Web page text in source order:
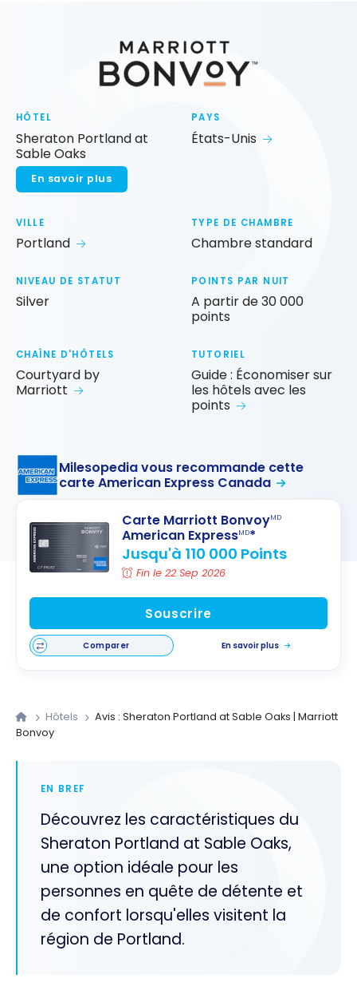
HÔTEL
Sheraton Portland at
Sable Oaks
En savoir plus
PAYS
États-Unis
VILLE
Portland
TYPE DE CHAMBRE
Chambre standard
NIVEAU DE STATUT
Silver
POINTS PAR NUIT
A partir de 30 000
points
CHAÎNE D'HÔTELS
Courtyard by
Marriott
TUTORIEL
Guide : Économiser sur
les hôtels avec les
points
Milesopedia vous recommande cette
carte American Express Canada
Carte Marriott BonvoyMD
American ExpressMD*
Jusqu'à 110 000 Points
Fin le 22 Sep 2026
Souscrire
Comparer En savoir plus
Hôtels
Avis : Sheraton Portland at Sable Oaks | Marriott
Bonvoy
EN BREF
Découvrez les caractéristiques du
Sheraton Portland at Sable Oaks,
une option idéale pour les
personnes en quête de détente et
de confort lorsqu'elles visitent la
région de Portland.